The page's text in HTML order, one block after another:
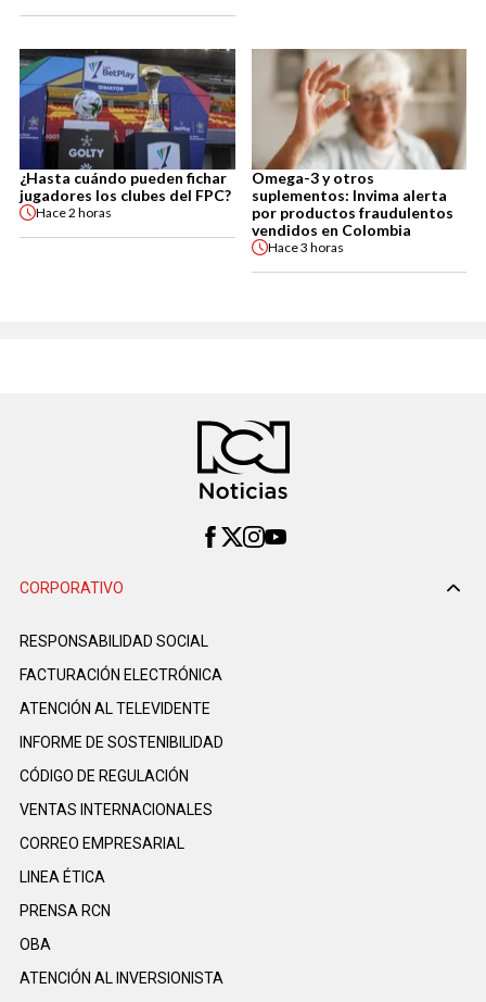
¿Hasta cuándo pueden fichar
jugadores los clubes del FPC?
Hace2 horas
Omega-3 y otros
suplementos: Invima alerta
por productos fraudulentos
vendidos en Colombia
Hace3 horas
CORPORATIVO
RESPONSABILIDAD SOCIAL
FACTURACIÓN ELECTRÓNICA
ATENCIÓN AL TELEVIDENTE
INFORME DE SOSTENIBILIDAD
CÓDIGO DE REGULACIÓN
VENTAS INTERNACIONALES
CORREO EMPRESARIAL
LINEA ÉTICA
PRENSA RCN
OBA
ATENCIÓN AL INVERSIONISTA